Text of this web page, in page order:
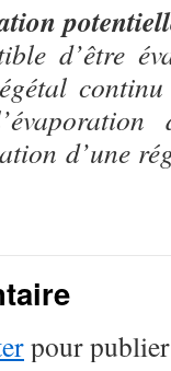
d’être
d’une
pour